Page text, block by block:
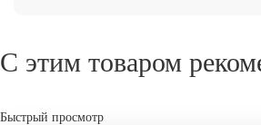
С этим товаром
Быстрый просмотр